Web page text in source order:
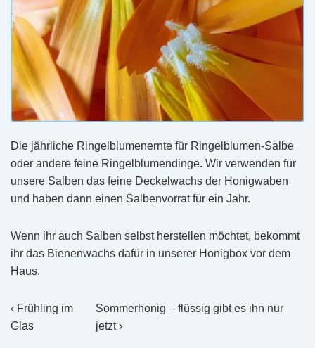
Die jährliche Ringelblumenernte für Ringelblumen-Salbe
oder andere feine Ringelblumendinge. Wir verwenden für
unsere Salben das feine Deckelwachs der Honigwaben
und haben dann einen Salbenvorrat für ein Jahr.
Wenn ihr auch Salben selbst herstellen möchtet, bekommt
ihr das Bienenwachs dafür in unserer Honigbox vor dem
Haus.
Beitragsnavigation
Vorheriger
Beitrag
‹ Frühling im
Glas
Nächster
Beitrag
Sommerhonig – flüssig gibt es ihn nur
jetzt ›